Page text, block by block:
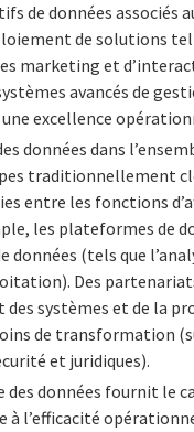
de données associés
de solutions
marketing et
avancés de
excellence
données dans
traditionnellement
entre les fonctions
les plateformes de
(tels que
Des
systèmes et de la
de transformation
et juridiques).
des données fournit le
l’efficacité